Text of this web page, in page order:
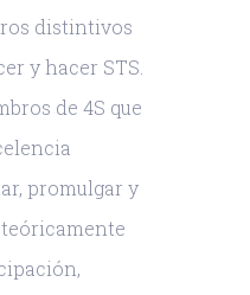
distintivos
y hacer STS.
de 4S que
promulgar y